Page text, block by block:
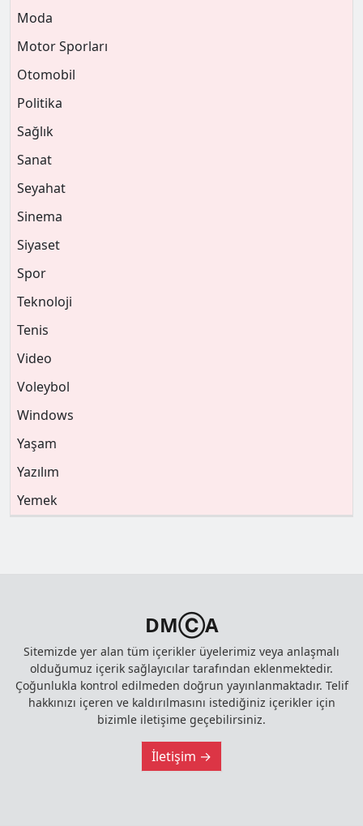
Moda
Motor Sporları
Otomobil
Politika
Sağlık
Sanat
Seyahat
Sinema
Siyaset
Spor
Teknoloji
Tenis
Video
Voleybol
Windows
Yaşam
Yazılım
Yemek
DMⒸA
Sitemizde yer alan tüm içerikler üyelerimiz veya anlaşmalı
olduğumuz içerik sağlayıcılar tarafından eklenmektedir.
Çoğunlukla kontrol edilmeden doğrun yayınlanmaktadır. Telif
hakkınızı içeren ve kaldırılmasını istediğiniz içerikler için
bizimle iletişime geçebilirsiniz.
İletişim →